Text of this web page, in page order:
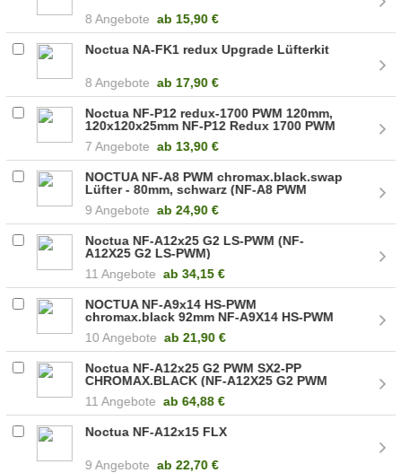
8 Angebote ab 15,90 €
Noctua NA-FK1 redux Upgrade Lüfterkit
8 Angebote ab 17,90 €
Noctua NF-P12 redux-1700 PWM 120mm,
120x120x25mm NF-P12 Redux 1700 PWM
7 Angebote ab 13,90 €
NOCTUA NF-A8 PWM chromax.black.swap
Lüfter - 80mm, schwarz (NF-A8 PWM
9 Angebote ab 24,90 €
Noctua NF-A12x25 G2 LS-PWM (NF-
A12X25 G2 LS-PWM)
11 Angebote ab 34,15 €
NOCTUA NF-A9x14 HS-PWM
chromax.black 92mm NF-A9X14 HS-PWM
10 Angebote ab 21,90 €
Noctua NF-A12x25 G2 PWM SX2-PP
CHROMAX.BLACK (NF-A12X25 G2 PWM
11 Angebote ab 64,88 €
Noctua NF-A12x15 FLX
9 Angebote ab 22,70 €